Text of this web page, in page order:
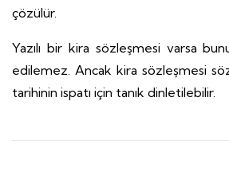
çözülür.
Yazılı bir kira sözleşmesi varsa
edilemez. Ancak kira sözleşmesi
tarihinin ispatı için tanık dinletilebilir.